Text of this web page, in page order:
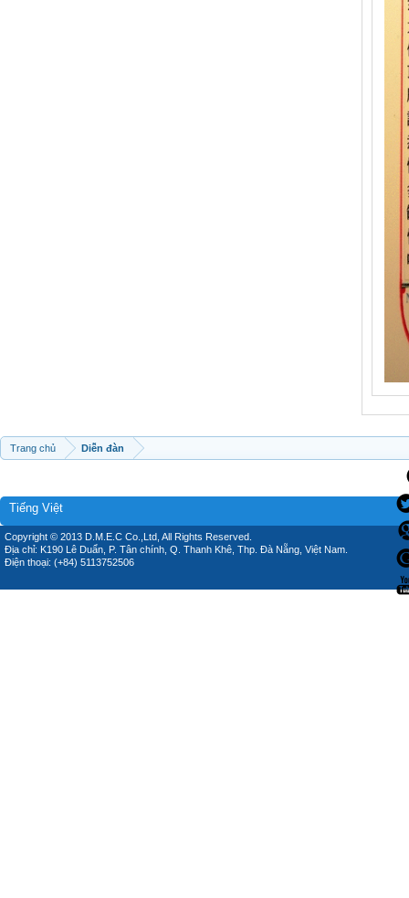
Trang chủ Diễn đàn
Tiếng Việt
Copyright © 2013 D.M.E.C Co.,Ltd, All Rights Reserved.
Địa chỉ: K190 Lê Duẩn, P. Tân chính, Q. Thanh Khê, Thp. Đà Nẵng, Việt Nam.
Điện thoại: (+84) 5113752506